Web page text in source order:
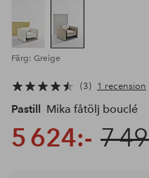
Färg: Greige
3 1 recension
Pastill Mika fåtölj bouclé
5 624:- 7